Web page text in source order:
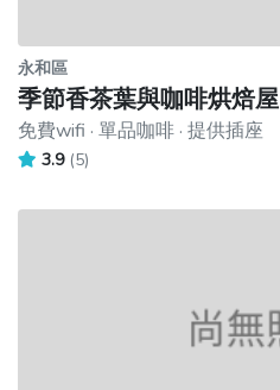
永和區
季節香茶葉與咖啡烘焙屋
免費wifi · 單品咖啡 · 提供插座
3.9 (5)